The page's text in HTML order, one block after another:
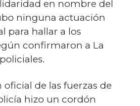
en nombre del
ninguna actuación
para hallar a los
confirmaron a La
oficial de las fuerzas de
hizo un cordón